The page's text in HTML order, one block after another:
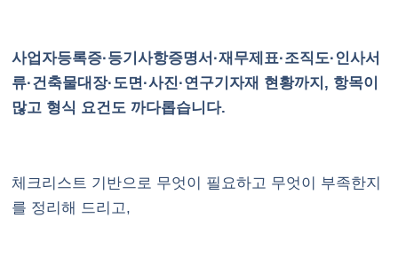
사업자등록증·등기사항증명서·재무제표·조직도·인사서
류·건축물대장·도면·사진·연구기자재 현황까지, 항목이
많고 형식 요건도 까다롭습니다.
체크리스트 기반으로 무엇이 필요하고 무엇이 부족한지
를 정리해 드리고,